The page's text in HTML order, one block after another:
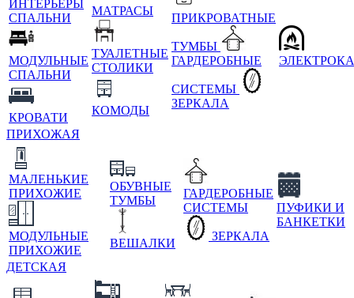
ИНТЕРЬЕРЫ
СПАЛЬНИ
МОДУЛЬНЫЕ
СПАЛЬНИ
КРОВАТИ
МАТРАСЫ
ТУАЛЕТНЫЕ
СТОЛИКИ
КОМОДЫ
ПРИКРОВАТНЫЕ
ТУМБЫ
ГАРДЕРОБНЫЕ
СИСТЕМЫ
ЗЕРКАЛА
ПРИХОЖАЯ
МАЛЕНЬКИЕ
ПРИХОЖИЕ
МОДУЛЬНЫЕ
ПРИХОЖИЕ
ОБУВНЫЕ
ТУМБЫ
ВЕШАЛКИ
ГАРДЕРОБНЫЕ
СИСТЕМЫ
ЗЕРКАЛА
ПУФИКИ И
БАНКЕТКИ
ДЕТСКАЯ